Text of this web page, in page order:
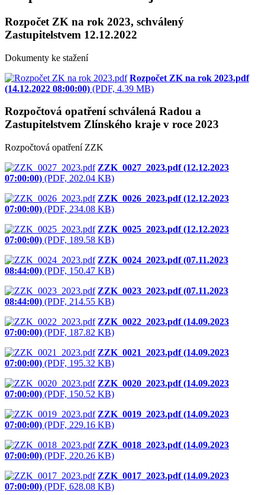
Rozpočet ZK na rok 2023, schválený
Zastupitelstvem 12.12.2022
Dokumenty ke stažení
Rozpočet ZK na rok 2023.pdf
(14.12.2022 08:00:00) (PDF, 4.39 MB)
Rozpočtová opatření schválená Radou a
Zastupitelstvem Zlínského kraje v roce 2023
Rozpočtová opatření ZZK
ZZK_0027_2023.pdf (12.12.2023
07:00:00) (PDF, 202.04 KB)
ZZK_0026_2023.pdf (12.12.2023
07:00:00) (PDF, 234.08 KB)
ZZK_0025_2023.pdf (12.12.2023
07:00:00) (PDF, 189.58 KB)
ZZK_0024_2023.pdf (07.11.2023
08:44:00) (PDF, 150.47 KB)
ZZK_0023_2023.pdf (07.11.2023
08:44:00) (PDF, 214.55 KB)
ZZK_0022_2023.pdf (14.09.2023
07:00:00) (PDF, 187.82 KB)
ZZK_0021_2023.pdf (14.09.2023
07:00:00) (PDF, 195.32 KB)
ZZK_0020_2023.pdf (14.09.2023
07:00:00) (PDF, 150.52 KB)
ZZK_0019_2023.pdf (14.09.2023
07:00:00) (PDF, 229.16 KB)
ZZK_0018_2023.pdf (14.09.2023
07:00:00) (PDF, 220.26 KB)
ZZK_0017_2023.pdf (14.09.2023
07:00:00) (PDF, 628.08 KB)